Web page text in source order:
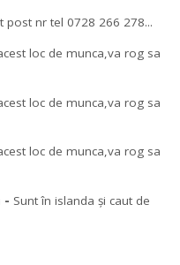
post nr tel 0728 266 278...
loc de munca,va rog sa
loc de munca,va rog sa
loc de munca,va rog sa
- Sunt în islanda și caut de